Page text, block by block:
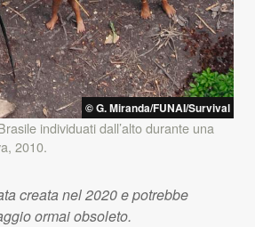
© G. Miranda/FUNAI/Survival
individuati dall’alto durante una
2010.
creata nel 2020 e potrebbe
ormai obsoleto.